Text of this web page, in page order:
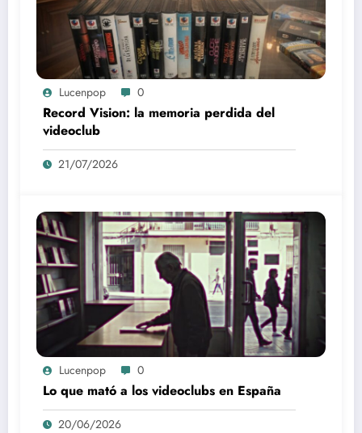
Lucenpop 0
Record Vision: la memoria perdida del
videoclub
21/07/2026
Lucenpop 0
Lo que mató a los videoclubs en España
20/06/2026